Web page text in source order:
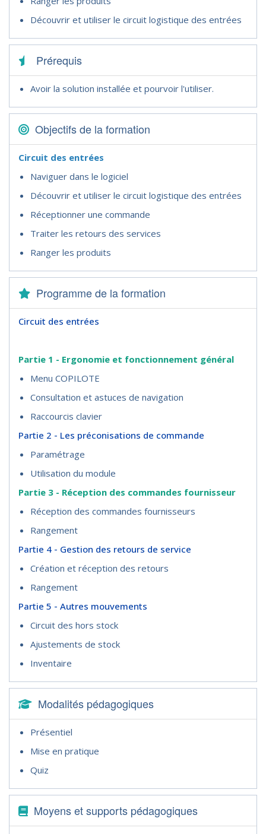
Découvrir et utiliser le circuit logistique des entrées
Prérequis
Avoir la solution installée et pourvoir l'utiliser.
Objectifs de la formation
Circuit des entrées
Naviguer dans le logiciel
Découvrir et utiliser le circuit logistique des entrées
Réceptionner une commande
Traiter les retours des services
Ranger les produits
Programme de la formation
Circuit des entrées
Partie 1 - Ergonomie et fonctionnement général
Menu COPILOTE
Consultation et astuces de navigation
Raccourcis clavier
Partie 2 - Les préconisations de commande
Paramétrage
Utilisation du module
Partie 3 - Réception des commandes fournisseur
Réception des commandes fournisseurs
Rangement
Partie 4 - Gestion des retours de service
Création et réception des retours
Rangement
Partie 5 - Autres mouvements
Circuit des hors stock
Ajustements de stock
Inventaire
Modalités pédagogiques
Présentiel
Mise en pratique
Quiz
Moyens et supports pédagogiques